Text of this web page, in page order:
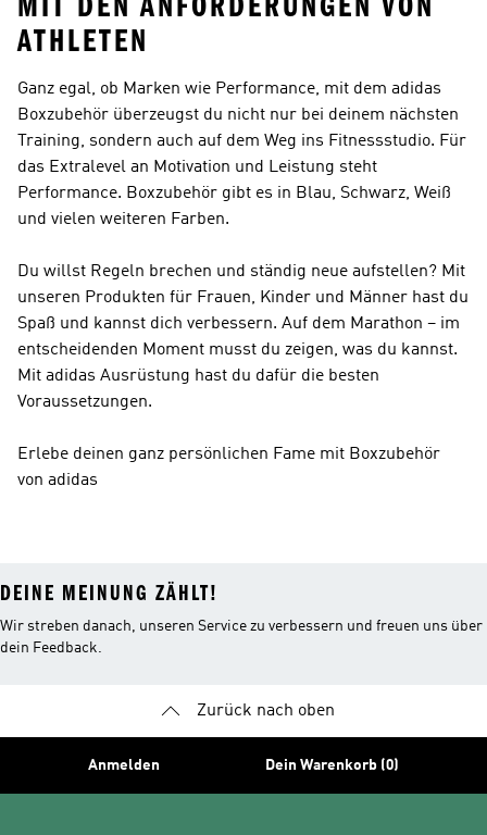
THLETEN
Ganz egal, ob Marken wie Performance, mit dem adidas
Boxzubehör überzeugst du nicht nur bei deinem nächsten
Training, sondern auch auf dem Weg ins Fitnessstudio. Für
das Extralevel an Motivation und Leistung steht
Performance. Boxzubehör gibt es in Blau, Schwarz, Weiß
und vielen weiteren Farben.
Du willst Regeln brechen und ständig neue aufstellen? Mit
unseren Produkten für Frauen, Kinder und Männer hast du
Spaß und kannst dich verbessern. Auf dem Marathon – im
entscheidenden Moment musst du zeigen, was du kannst.
Mit adidas Ausrüstung hast du dafür die besten
Voraussetzungen.
Erlebe deinen ganz persönlichen Fame mit Boxzubehör
von adidas
DEINE MEINUNG ZÄHLT!
Wir streben danach, unseren Service zu verbessern und freuen uns über
dein Feedback.
Zurück nach oben
Anmelden Dein Warenkorb (0)